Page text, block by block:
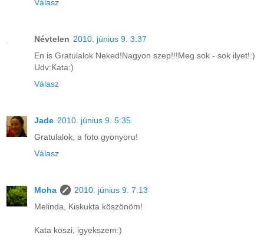
Válasz
Névtelen 2010. június 9. 3:37
En is Gratulalok Neked!Nagyon szep!!!Meg sok - sok ilyet!:)
Udv:Kata:)
Válasz
Jade 2010. június 9. 5:35
Gratulalok, a foto gyonyoru!
Válasz
Moha
2010. június 9. 7:13
Melinda, Kiskukta köszönöm!
Kata köszi, igyekszem:)